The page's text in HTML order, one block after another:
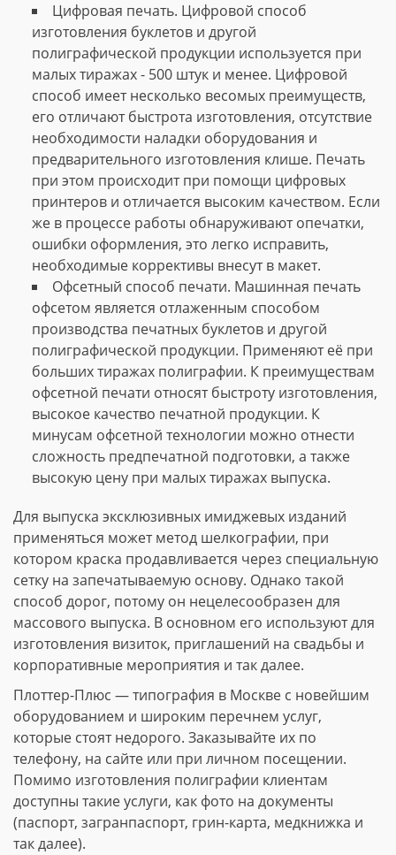
Цифровая печать. Цифровой способ
изготовления буклетов и другой
полиграфической продукции используется при
малых тиражах - 500 штук и менее. Цифровой
способ имеет несколько весомых преимуществ,
его отличают быстрота изготовления, отсутствие
необходимости наладки оборудования и
предварительного изготовления клише. Печать
при этом происходит при помощи цифровых
принтеров и отличается высоким качеством. Если
же в процессе работы обнаруживают опечатки,
ошибки оформления, это легко исправить,
необходимые коррективы внесут в макет.
Офсетный способ печати. Машинная печать
офсетом является отлаженным способом
производства печатных буклетов и другой
полиграфической продукции. Применяют её при
больших тиражах полиграфии. К преимуществам
офсетной печати относят быстроту изготовления,
высокое качество печатной продукции. К
минусам офсетной технологии можно отнести
сложность предпечатной подготовки, а также
высокую цену при малых тиражах выпуска.
Для выпуска эксклюзивных имиджевых изданий
применяться может метод шелкографии, при
котором краска продавливается через специальную
сетку на запечатываемую основу. Однако такой
способ дорог, потому он нецелесообразен для
массового выпуска. В основном его используют для
изготовления визиток, приглашений на свадьбы и
корпоративные мероприятия и так далее.
Плоттер-Плюс — типография в Москве с новейшим
оборудованием и широким перечнем услуг,
которые стоят недорого. Заказывайте их по
телефону, на сайте или при личном посещении.
Помимо изготовления полиграфии клиентам
доступны такие услуги, как фото на документы
(паспорт, загранпаспорт, грин-карта, медкнижка и
так далее).